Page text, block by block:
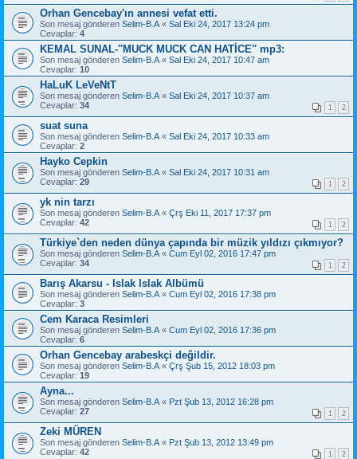
Orhan Gencebay'ın annesi vefat etti.
Son mesaj gönderen Selim-B.A « Sal Eki 24, 2017 13:24 pm
Cevaplar: 4
KEMAL SUNAL-''MUCK MUCK CAN HATİCE'' mp3:
Son mesaj gönderen Selim-B.A « Sal Eki 24, 2017 10:47 am
Cevaplar: 10
HaLuK LeVeNtT
Son mesaj gönderen Selim-B.A « Sal Eki 24, 2017 10:37 am
Cevaplar: 34 1 2
suat suna
Son mesaj gönderen Selim-B.A « Sal Eki 24, 2017 10:33 am
Cevaplar: 2
Hayko Cepkin
Son mesaj gönderen Selim-B.A « Sal Eki 24, 2017 10:31 am
Cevaplar: 29 1 2
yk nin tarzı
Son mesaj gönderen Selim-B.A « Çrş Eki 11, 2017 17:37 pm
Cevaplar: 42 1 2
Türkiye`den neden dünya çapında bir müzik yıldızı çıkmıyor?
Son mesaj gönderen Selim-B.A « Cum Eyl 02, 2016 17:47 pm
Cevaplar: 34 1 2
Barış Akarsu - Islak Islak Albümü
Son mesaj gönderen Selim-B.A « Cum Eyl 02, 2016 17:38 pm
Cevaplar: 3
Cem Karaca Resimleri
Son mesaj gönderen Selim-B.A « Cum Eyl 02, 2016 17:36 pm
Cevaplar: 6
Orhan Gencebay arabeskçi değildir.
Son mesaj gönderen Selim-B.A « Çrş Şub 15, 2012 18:03 pm
Cevaplar: 19
Ayna...
Son mesaj gönderen Selim-B.A « Pzt Şub 13, 2012 16:28 pm
Cevaplar: 27 1 2
Zeki MÜREN
Son mesaj gönderen Selim-B.A « Pzt Şub 13, 2012 13:49 pm
Cevaplar: 42 1 2